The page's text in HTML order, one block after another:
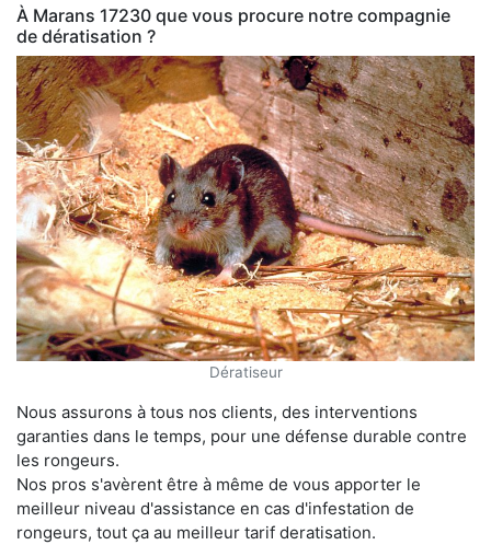
À Marans 17230 que vous procure notre compagnie
de dératisation ?
Dératiseur
Nous assurons à tous nos clients, des interventions
garanties dans le temps, pour une défense durable contre
les rongeurs.
Nos pros s'avèrent être à même de vous apporter le
meilleur niveau d'assistance en cas d'infestation de
rongeurs, tout ça au meilleur tarif deratisation.